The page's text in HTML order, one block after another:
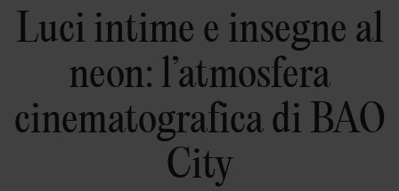
Luci intime e insegne al
neon: l’atmosfera
cinematografica di BAO
City